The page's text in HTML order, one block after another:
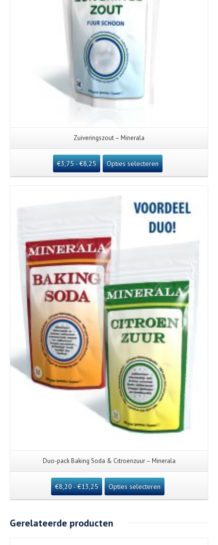
Zuiveringszout – Minerala
€3,75- €8,25 Opties selecteren
Details
Duo-pack Baking Soda & Citroenzuur – Minerala
€8,20- €13,25 Opties selecteren
Gerelateerde producten